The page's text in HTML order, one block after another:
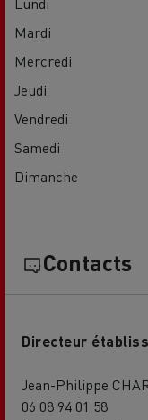
Mardi
Mercredi
Jeudi
Vendredi
Samedi
Dimanche
Contacts
Directeur
Jean-Philippe
06 08 94 01 58